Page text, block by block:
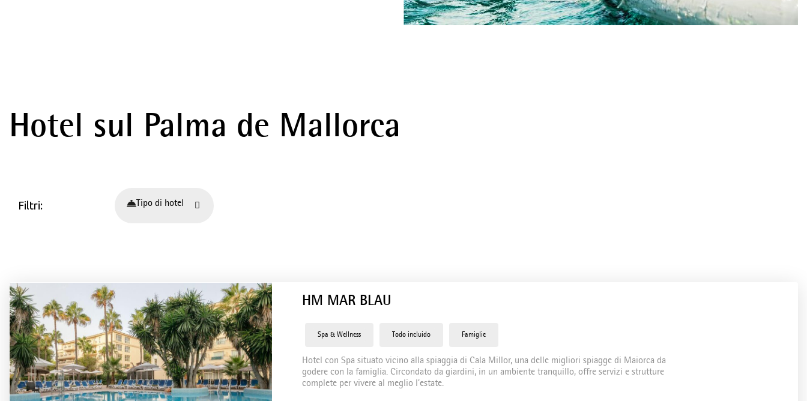
Hotel sul Palma de Mallorca
Filtri: Tipo di hotel
HM MAR BLAU
Spa & Wellness Todo incluido Famiglie
Hotel con Spa situato vicino alla spiaggia di Cala Millor, una delle migliori spiagge di Maiorca da
godere con la famiglia. Circondato da giardini, in un ambiente tranquillo, offre servizi e strutture
complete per vivere al meglio l’estate.